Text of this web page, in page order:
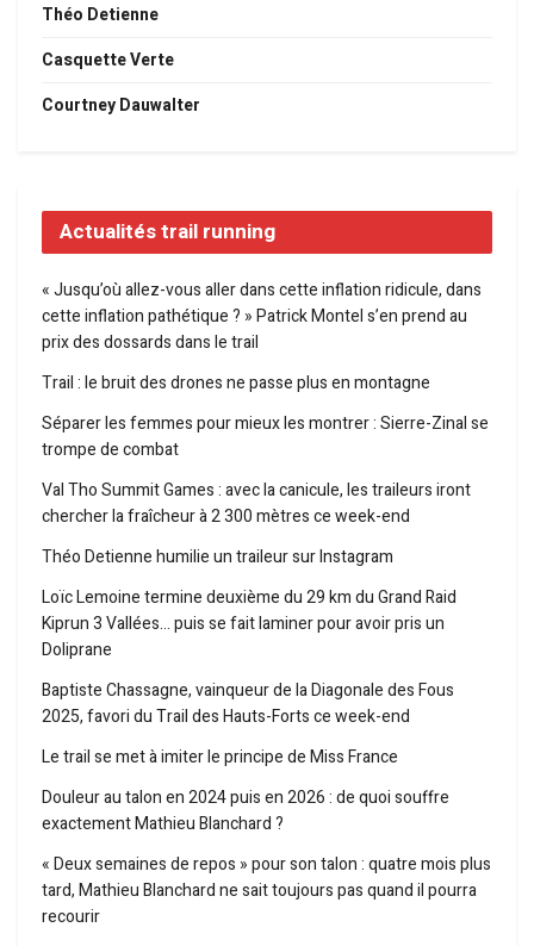
Théo Detienne
Casquette Verte
Courtney Dauwalter
Actualités trail running
« Jusqu’où allez-vous aller dans cette inflation ridicule, dans
cette inflation pathétique ? » Patrick Montel s’en prend au
prix des dossards dans le trail
Trail : le bruit des drones ne passe plus en montagne
Séparer les femmes pour mieux les montrer : Sierre-Zinal se
trompe de combat
Val Tho Summit Games : avec la canicule, les traileurs iront
chercher la fraîcheur à 2 300 mètres ce week-end
Théo Detienne humilie un traileur sur Instagram
Loïc Lemoine termine deuxième du 29 km du Grand Raid
Kiprun 3 Vallées… puis se fait laminer pour avoir pris un
Doliprane
Baptiste Chassagne, vainqueur de la Diagonale des Fous
2025, favori du Trail des Hauts-Forts ce week-end
Le trail se met à imiter le principe de Miss France
Douleur au talon en 2024 puis en 2026 : de quoi souffre
exactement Mathieu Blanchard ?
« Deux semaines de repos » pour son talon : quatre mois plus
tard, Mathieu Blanchard ne sait toujours pas quand il pourra
recourir